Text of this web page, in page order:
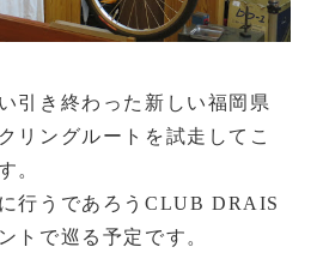
引き終わった新しい福岡県
リングルートを試走してこ
。
行うであろうCLUB DRAIS
トで巡る予定です。